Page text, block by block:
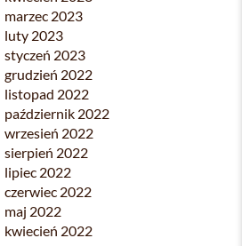
marzec 2023
luty 2023
styczeń 2023
grudzień 2022
listopad 2022
październik 2022
wrzesień 2022
sierpień 2022
lipiec 2022
czerwiec 2022
maj 2022
kwiecień 2022